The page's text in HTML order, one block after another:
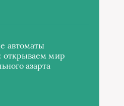
автоматы
открываем мир
азарта